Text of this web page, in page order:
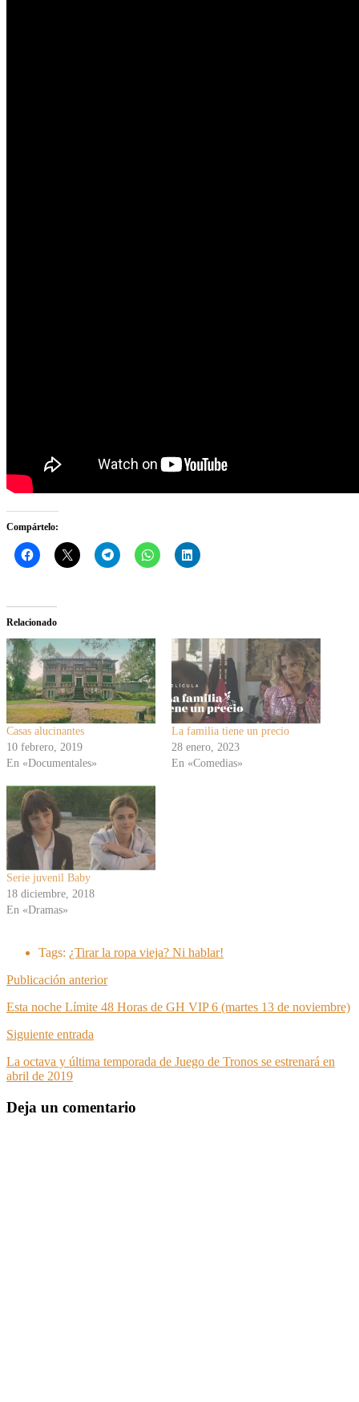
Compártelo:
Relacionado
Casas alucinantes
10 febrero, 2019
En «Documentales»
La familia tiene un precio
28 enero, 2023
En «Comedias»
Serie juvenil Baby
18 diciembre, 2018
En «Dramas»
Tags: ¿Tirar la ropa vieja? Ni hablar!
Publicación anterior
Esta noche Límite 48 Horas de GH VIP 6 (martes 13 de noviembre)
Siguiente entrada
La octava y última temporada de Juego de Tronos se estrenará en
abril de 2019
Deja un comentario